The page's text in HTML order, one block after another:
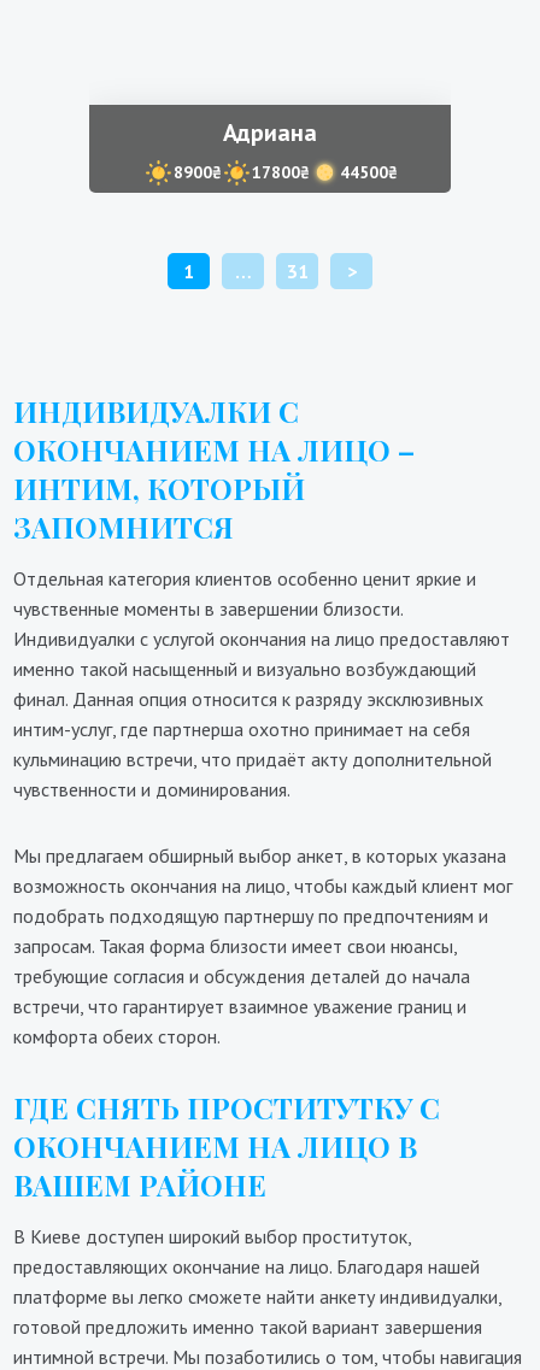
Адриана
8900₴ 17800₴ 44500₴
ПАГИНАЦИЯ
1 … 31 >
ИНДИВИДУАЛКИ С
ОКОНЧАНИЕМ НА ЛИЦО –
ИНТИМ, КОТОРЫЙ
ЗАПОМНИТСЯ
Отдельная категория клиентов особенно ценит яркие и
чувственные моменты в завершении близости.
Индивидуалки с услугой окончания на лицо предоставляют
именно такой насыщенный и визуально возбуждающий
финал. Данная опция относится к разряду эксклюзивных
интим-услуг, где партнерша охотно принимает на себя
кульминацию встречи, что придаёт акту дополнительной
чувственности и доминирования.
Мы предлагаем обширный выбор анкет, в которых указана
возможность окончания на лицо, чтобы каждый клиент мог
подобрать подходящую партнершу по предпочтениям и
запросам. Такая форма близости имеет свои нюансы,
требующие согласия и обсуждения деталей до начала
встречи, что гарантирует взаимное уважение границ и
комфорта обеих сторон.
ГДЕ СНЯТЬ ПРОСТИТУТКУ С
ОКОНЧАНИЕМ НА ЛИЦО В
ВАШЕМ РАЙОНЕ
В Киеве доступен широкий выбор проституток,
предоставляющих окончание на лицо. Благодаря нашей
платформе вы легко сможете найти анкету индивидуалки,
готовой предложить именно такой вариант завершения
интимной встречи. Мы позаботились о том, чтобы навигация